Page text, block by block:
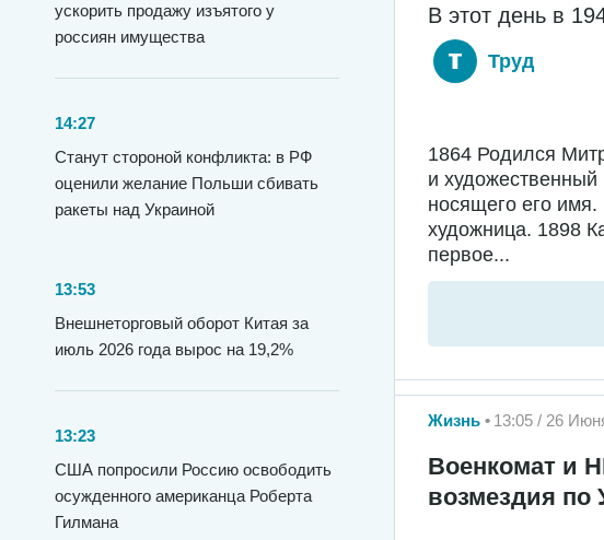
ускорить продажу изъятого у
россиян имущества
14:27
Станут стороной конфликта: в РФ
оценили желание Польши сбивать
ракеты над Украиной
13:53
Внешнеторговый оборот Китая за
июль 2026 года вырос на 19,2%
13:23
США попросили Россию освободить
осужденного американца Роберта
Гилмана
В этот день в
Труд
1864 Родился
и художественный
носящего его
художница. 1898
первое...
Жизнь 13:05 / 26
Военкомат и
возмездия по